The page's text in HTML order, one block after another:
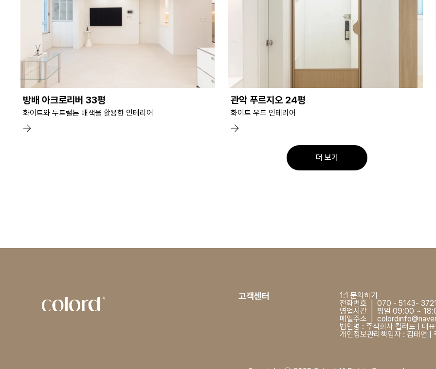
방배 아크로리버 33평
화이트와 누트럴톤 배색을 활용한 인테리어
관악 푸르지오 24평
화이트 우드 인테리어
더 보기
고객센터
1:1 문의하기
전화번호 | 070 - 5143-
영업시간 | 평일 09:00 ~
메일주소 |
법인명 : 주식회사 컬러드 |
개인정보관리책임자 : 김태연